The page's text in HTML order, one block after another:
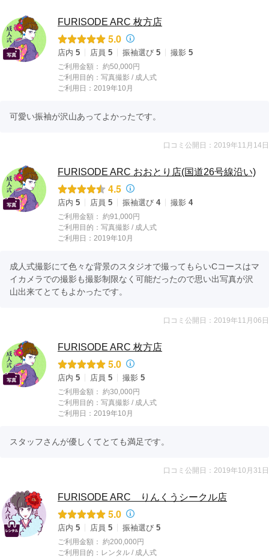
FURISODE ARC 枚方店
5.0
店内 5 店員 5 振袖選び 5 撮影 5
ご利用金額： 約50,000円
ご利用目的： 写真撮影 / 成人式
ご利用日：2019年10月
可愛い振袖が沢山あってよかったです。
口コミ公開日：2019年11月14日
FURISODE ARC おおとり店(国道26号線沿い)
4.5
店内 5 店員 5 振袖選び 4 撮影 4
ご利用金額： 約91,000円
ご利用目的： 写真撮影 / 成人式
ご利用日：2019年10月
成人式撮影にて色々な背景のスタジオで撮ってもらいCコースはマ
イカメラでの撮影も撮影制限なく可能だったので思い出写真が沢
山出来てとてもよかったです。
口コミ公開日：2019年11月06日
FURISODE ARC 枚方店
5.0
店内 5 店員 5 撮影 5
ご利用金額： 約30,000円
ご利用目的： 写真撮影 / 成人式
ご利用日：2019年10月
スタッフさんが優しくてとても満足です。
口コミ公開日：2019年10月31日
FURISODE ARC りんくうシークル店
5.0
店内 5 店員 5 振袖選び 5
ご利用金額： 約200,000円
ご利用目的： レンタル / 成人式